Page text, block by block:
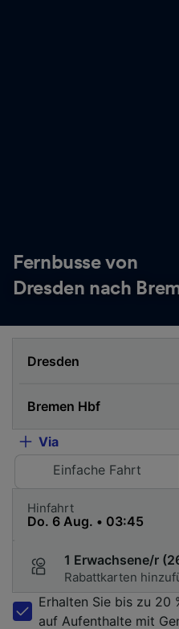
Fernbusse von
Dresden nach
Via
Einfache Fahrt
Hinfahrt
1 Erwachsene/r
Rabattkarten
Erhalten Sie bis zu 20
auf Aufenthalte mit